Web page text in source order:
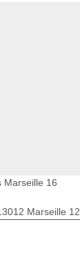
Marseille 16
Marseille 12